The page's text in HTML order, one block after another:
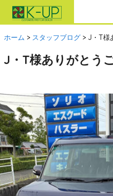
ホーム > スタッフブログ > J・T様
J・T様ありがとう